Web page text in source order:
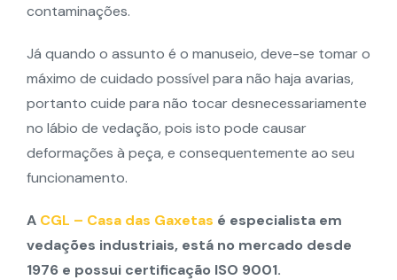
contaminações.
Já quando o assunto é o manuseio, deve-se tomar o
máximo de cuidado possível para não haja avarias,
portanto cuide para não tocar desnecessariamente
no lábio de vedação, pois isto pode causar
deformações à peça, e consequentemente ao seu
funcionamento.
A CGL – Casa das Gaxetas é especialista em
vedações industriais, está no mercado desde
1976 e possui certificação ISO 9001.